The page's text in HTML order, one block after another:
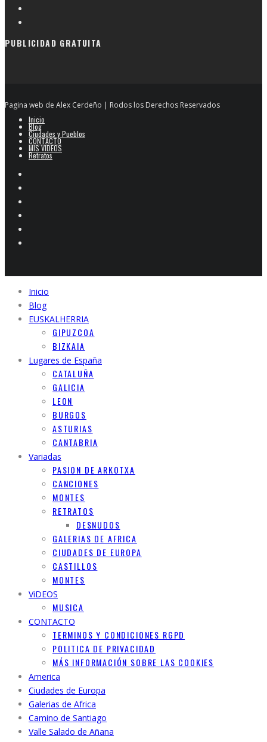
PUBLICIDAD GRATUITA
Pagina web de Alex Cerdeño | Rodos los Derechos Reservados
Inicio
Blog
Ciudades y Pueblos
CONTACTO
MIS VIDEOS
Retratos
Inicio
Blog
EUSKALHERRIA
GIPUZCOA
BIZKAIA
Lugares de España
CATALUÑA
GALICIA
LEON
BURGOS
ASTURIAS
CANTABRIA
Variadas
PASION DE ARKOTXA
CANCIONES
MONTES
RETRATOS
DESNUDOS
GALERIAS DE AFRICA
CIUDADES DE EUROPA
CASTILLOS
MONTES
ViDEOS
MUSICA
CONTACTO
TERMINOS Y CONDICIONES RGPD
POLITICA DE PRIVACIDAD
MÁS INFORMACIÓN SOBRE LAS COOKIES
America
Ciudades de Europa
Galerias de Africa
Camino de Santiago
Valle Salado de Añana